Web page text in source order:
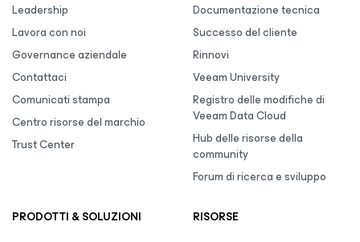
Leadership
Lavora con noi
Governance aziendale
Contattaci
Comunicati stampa
Centro risorse del marchio
Trust Center
Documentazione tecnica
Successo del cliente
Rinnovi
Veeam University
Registro delle modifiche di
Veeam Data Cloud
Hub delle risorse della
community
Forum di ricerca e sviluppo
PRODOTTI & SOLUZIONI
RISORSE